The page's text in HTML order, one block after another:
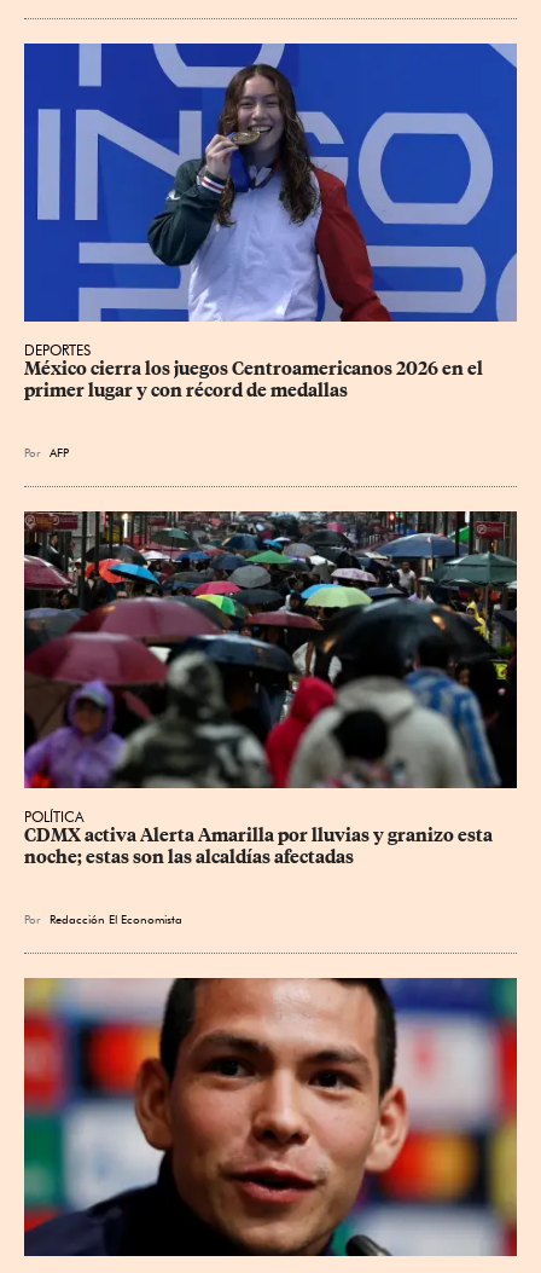
DEPORTES
México cierra los juegos Centroamericanos 2026 en el
primer lugar y con récord de medallas
Por AFP
POLÍTICA
CDMX activa Alerta Amarilla por lluvias y granizo esta
noche; estas son las alcaldías afectadas
Por Redacción El Economista